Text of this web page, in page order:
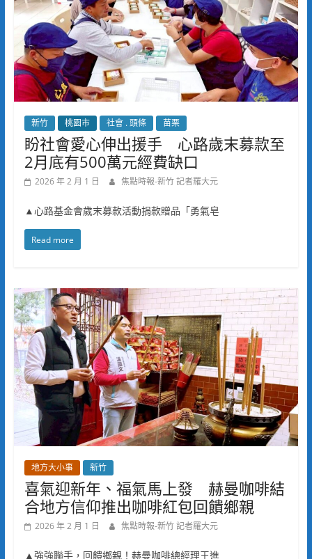
新竹 桃園市 社會 . 頭條 苗栗
盼社會愛心伸出援手 心路歲末募款至
2月底有500萬元經費缺口
2026 年 2 月 1 日 焦點時報-新竹 記者羅大元
▲心路基金會歲末募款活動捐款贈品「勇氣皂
Read more
地方大小事 新竹
喜氣迎新年、福氣馬上發 赫曼咖啡結
合地方信仰推出咖啡紅包回饋鄉親
2026 年 2 月 1 日 焦點時報-新竹 記者羅大元
▲強強聯手，回饋鄉親！赫曼咖啡總經理王進